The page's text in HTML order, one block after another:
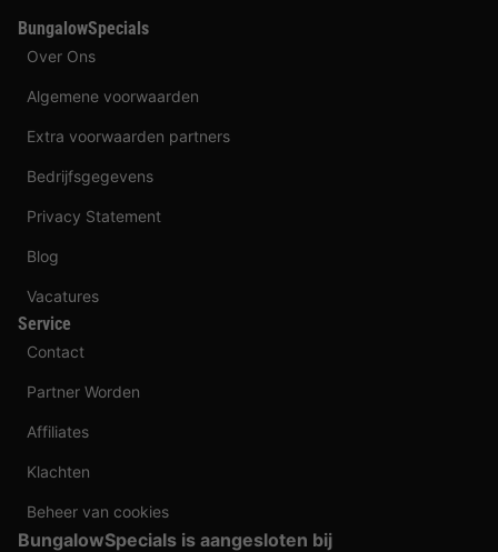
BungalowSpecials
Over Ons
Algemene voorwaarden
Extra voorwaarden partners
Bedrijfsgegevens
Privacy Statement
Blog
Vacatures
Service
Contact
Partner Worden
Affiliates
Klachten
Beheer van cookies
BungalowSpecials is aangesloten bij